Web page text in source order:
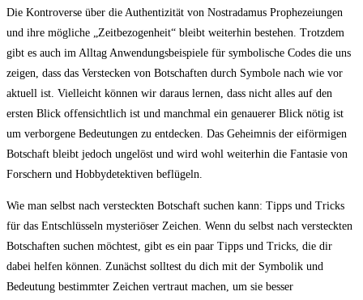
Die Kontroverse über die Authentizität von Nostradamus Prophezeiungen
und ihre mögliche „Zeitbezogenheit“ bleibt weiterhin bestehen. Trotzdem
gibt es auch im Alltag Anwendungsbeispiele für symbolische Codes die uns
zeigen, dass das Verstecken von Botschaften durch Symbole nach wie vor
aktuell ist. Vielleicht können wir daraus lernen, dass nicht alles auf den
ersten Blick offensichtlich ist und manchmal ein genauerer Blick nötig ist
um verborgene Bedeutungen zu entdecken. Das Geheimnis der eiförmigen
Botschaft bleibt jedoch ungelöst und wird wohl weiterhin die Fantasie von
Forschern und Hobbydetektiven beflügeln.
Wie man selbst nach versteckten Botschaft suchen kann: Tipps und Tricks
für das Entschlüsseln mysteriöser Zeichen. Wenn du selbst nach versteckten
Botschaften suchen möchtest, gibt es ein paar Tipps und Tricks, die dir
dabei helfen können. Zunächst solltest du dich mit der Symbolik und
Bedeutung bestimmter Zeichen vertraut machen, um sie besser